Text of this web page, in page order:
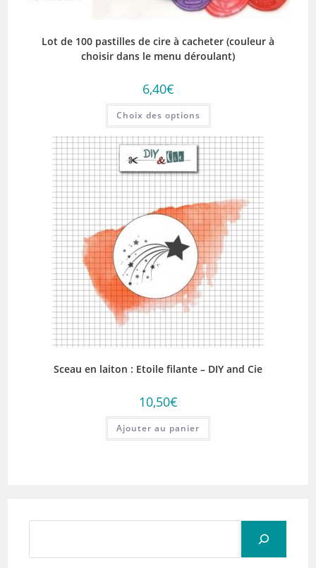
Lot de 100 pastilles de cire à cacheter (couleur à
choisir dans le menu déroulant)
6,40€
Choix des options
Ce
a
plusieurs
variations.
Les
options
peuvent
être
choisies
sur
la
page
du
produit
Sceau en laiton : Etoile filante – DIY and Cie
10,50€
Ajouter au panier